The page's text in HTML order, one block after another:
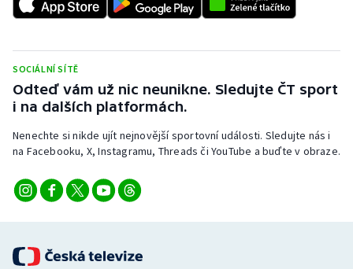
Stolní tenis
Triatlon
Veslování
Vodní slalom
Volejbal
Ostatní
SOCIÁLNÍ SÍTĚ
Odteď vám už nic neunikne. Sledujte ČT sport
i na dalších platformách.
Nenechte si nikde ujít nejnovější sportovní události. Sledujte nás i
na Facebooku, X, Instagramu, Threads či YouTube a buďte v obraze.